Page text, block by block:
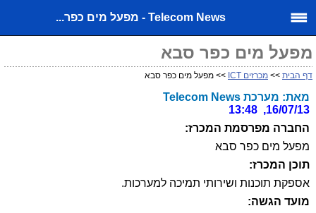
Telecom News - מפעל מים כפר...
מפעל מים כפר סבא
דף הבית >> מכרזים ICT >> מפעל מים כפר סבא
מאת: מערכת Telecom News
16/07/13, 13:48
החברה מפרסמת המכרז:
מפעל מים כפר סבא
תוכן המכרז:
אספקת תוכנות ושירותי תמיכה למערכות.
מועד הגשה: